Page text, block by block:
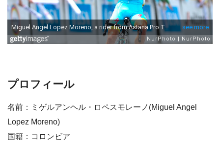
プロフィール
名前：ミゲルアンヘル・ロペスモレーノ(Miguel Angel
Lopez Moreno)
国籍：コロンビア